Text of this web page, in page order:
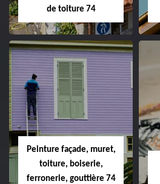
de toiture 74
Peinture façade, muret,
toiture, boiserie,
ferronerie, gouttière 74